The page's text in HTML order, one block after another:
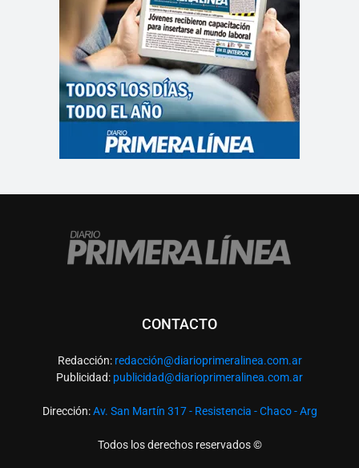
CONTACTO
Redacción: redacción@diarioprimeralinea.com.ar
Publicidad: publicidad@diarioprimeralinea.com.ar
Dirección:Av. San Martín 317 - Resistencia - Chaco - Arg
Todos los derechos reservados ©